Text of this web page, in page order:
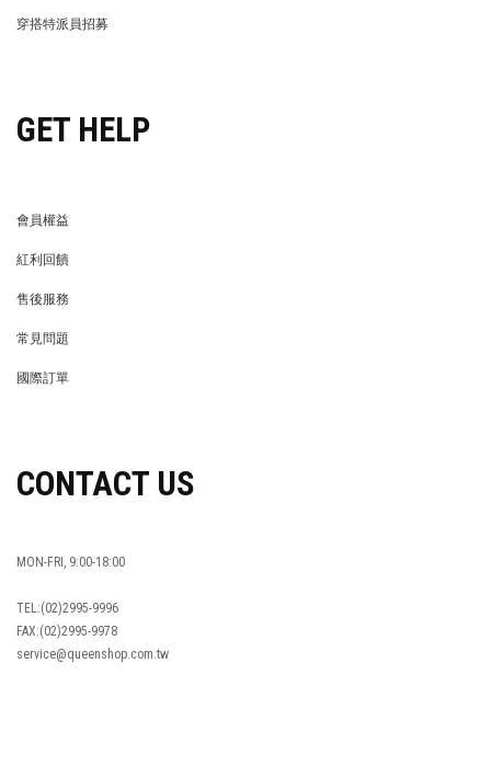
穿搭特派員招募
GET HELP
會員權益
紅利回饋
售後服務
常見問題
國際訂單
CONTACT US
MON-FRI, 9:00-18:00
TEL:(02)2995-9996
FAX:(02)2995-9978
service@queenshop.com.tw